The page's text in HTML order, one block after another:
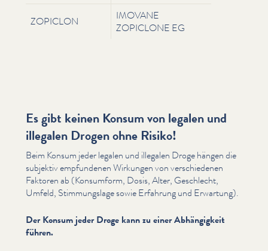
ZOPICLON
IMOVANE
ZOPICLONE EG
Es gibt keinen Konsum von legalen und
illegalen Drogen ohne Risiko!
Beim Konsum jeder legalen und illegalen Droge hängen die
subjektiv empfundenen Wirkungen von ver­schiede­nen
Faktoren ab (Konsumform, Dosis, Alter, Geschlecht,
Umfeld, Stim­mungslage sowie Erfahrung und Erwartung).
Der Konsum jeder Droge kann zu einer Abhängigkeit
führen.